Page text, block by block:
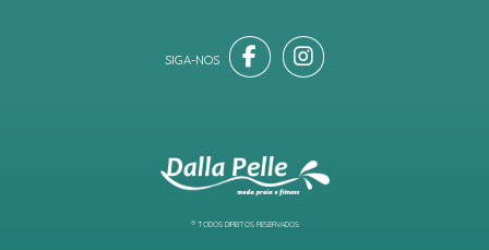
® TODOS DIREITOS RESERVADOS